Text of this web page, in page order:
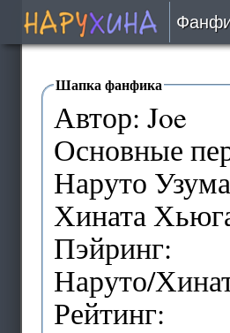
Шапка фанфика
Автор: Joe
Основные
Наруто
Хината
Пэйринг:
Наруто/
Рейтинг: